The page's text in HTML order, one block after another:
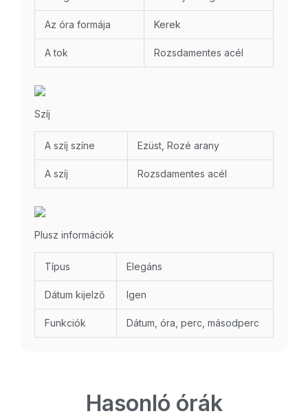
Az óra formája Kerek
A tok Rozsdamentes acél
Szíj
A szíj színe Ezüst, Rozé arany
A szíj Rozsdamentes acél
Plusz információk
Típus Elegáns
Dátum kijelző Igen
Funkciók Dátum, óra, perc, másodperc
Hasonló órák